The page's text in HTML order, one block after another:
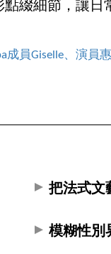
綴細節，讓日
成員Giselle、演員
把法式文
模糊性別